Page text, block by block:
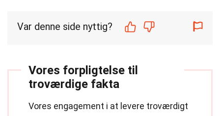
Var denne side nyttig?
Vores forpligtelse til
troværdige fakta
Vores engagement i at levere troværdigt